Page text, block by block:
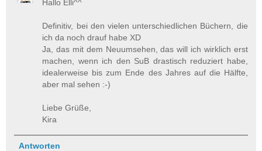
Hallo Elli^^
Definitiv, bei den vielen unterschiedlichen Büchern, die
ich da noch drauf habe XD
Ja, das mit dem Neuumsehen, das will ich wirklich erst
machen, wenn ich den SuB drastisch reduziert habe,
idealerweise bis zum Ende des Jahres auf die Hälfte,
aber mal sehen :-)
Liebe Grüße,
Kira
Antworten